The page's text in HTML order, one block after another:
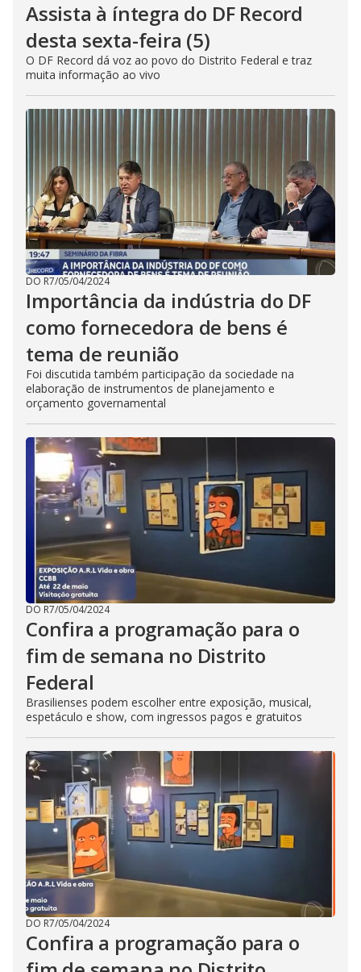
Assista à íntegra do DF Record
desta sexta-feira (5)
O DF Record dá voz ao povo do Distrito Federal e traz
muita informação ao vivo
DO R7/05/04/2024
Importância da indústria do DF
como fornecedora de bens é
tema de reunião
Foi discutida também participação da sociedade na
elaboração de instrumentos de planejamento e
orçamento governamental
DO R7/05/04/2024
Confira a programação para o
fim de semana no Distrito
Federal
Brasilienses podem escolher entre exposição, musical,
espetáculo e show, com ingressos pagos e gratuitos
DO R7/05/04/2024
Confira a programação para o